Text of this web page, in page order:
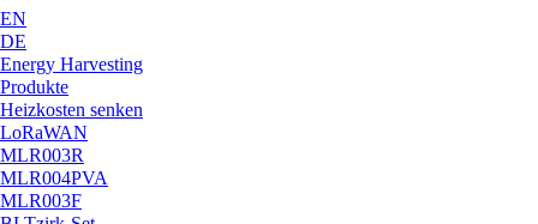
EN
DE
Energy Harvesting
Produkte
Heizkosten senken
LoRaWAN
MLR003R
MLR004PVA
MLR003F